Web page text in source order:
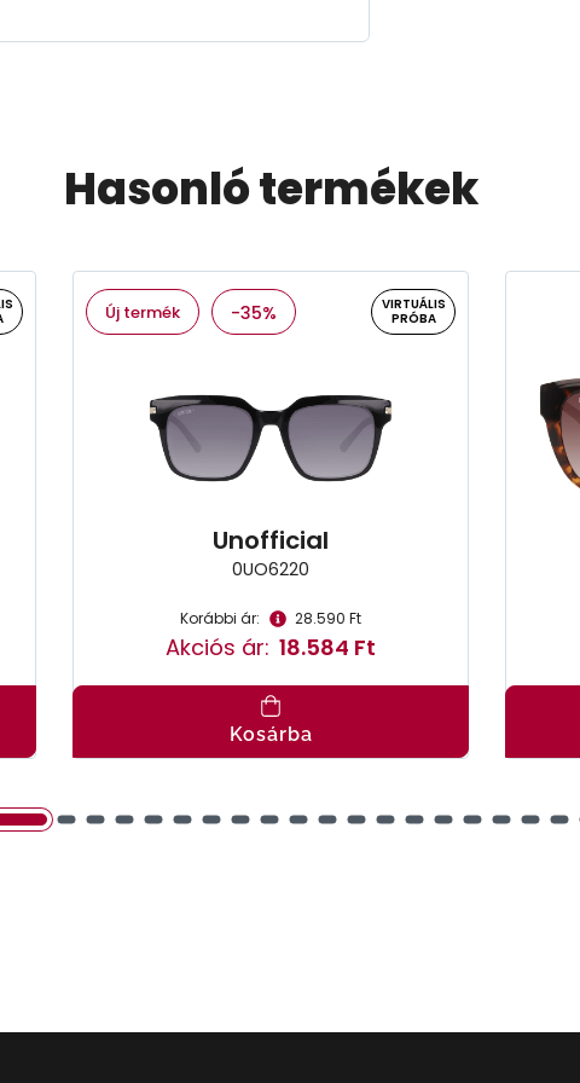
Hasonló termékek
Új termék -35%
VIRTUÁLIS
PRÓBA
Unofficial
0UO6220
Korábbi ár: 28.590 Ft
Akciós ár: 18.584 Ft
Kosárba